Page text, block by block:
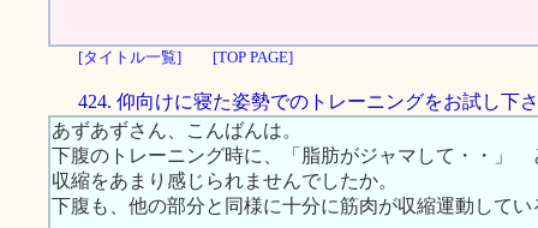
[タイトル一覧] [TOP PAGE]
424. 仰向けに寝た姿勢でのトレーニングをお試し下
あずあずさん、こんばんは。
下腹のトレーニング時に、「脂肪がジャマして・・」
収縮をあまり感じられませんでしたか。
下腹も、他の部分と同様に十分に筋肉が収縮運動して